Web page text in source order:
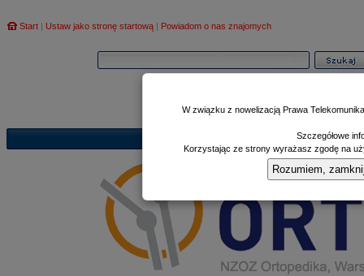
Start | Ustaw jako stronę startową | Powiadom o nas znajomych
Poczekalnia|
W związku z nowelizacją Prawa
Szczegółowe
Korzystając ze strony wyrażasz zgodę na
Rozumiem,